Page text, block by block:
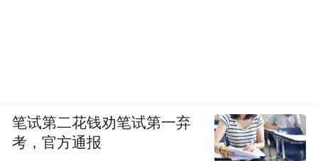
笔试第二花钱劝笔试第一弃
考，官方通报